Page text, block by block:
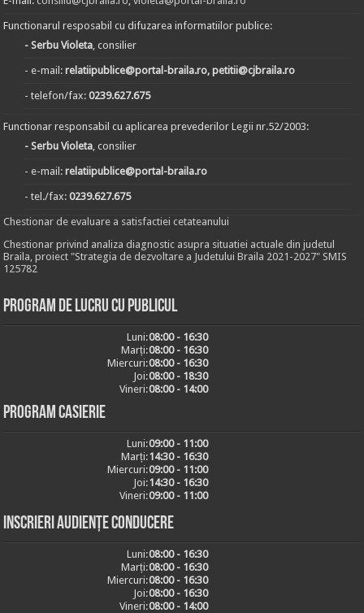
Functionarul resposabil cu difuzarea informatiilor publice:
- Serbu Violeta, consilier
- e-mail:relatiipublice@portal-braila.ro, petitii@cjbraila.ro
- telefon/fax:0239.627.675
Functionar responsabil cu aplicarea prevederilor Legii nr.52/2003:
- Serbu Violeta, consilier
- e-mail:relatiipublice@portal-braila.ro
- tel./fax:0239.627.675
Chestionar de evaluare a satisfactiei cetateanului
Chestionar privind analiza diagnostic asupra situatiei actuale din judetul
Braila, proiect "Strategia de dezvoltare a Judetului Braila 2021-2027" SMIS
125782
Program de lucru cu publicul
Luni:08:00 - 16:30
Marți:08:00 - 16:30
Miercuri:08:00 - 16:30
Joi:08:00 - 18:30
Vineri:08:00 - 14:00
Program casierie
Luni:09:00 - 11:00
Marți:14:30 - 16:30
Miercuri:09:00 - 11:00
Joi:14:30 - 16:30
Vineri:09:00 - 11:00
Inscrieri audiențe conducere
Luni:08:00 - 16:30
Marți:08:00 - 16:30
Miercuri:08:00 - 16:30
Joi:08:00 - 16:30
Vineri:08:00 - 14:00